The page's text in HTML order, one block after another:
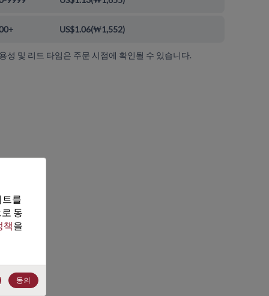
US$1.06(₩1,552)
성 및 리드 타임은 주문 시점에 확인될 수 있습니다.
트를
동
책을
동의